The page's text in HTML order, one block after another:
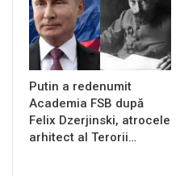
Putin a redenumit
Academia FSB după
Felix Dzerjinski, atrocele
arhitect al Terorii…